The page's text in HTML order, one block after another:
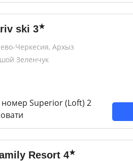
ski 3★
Черкесия, Архыз
Зеленчук
Superior (Loft) 2
Resort 4★